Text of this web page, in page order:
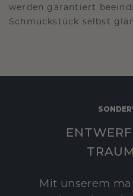
werden garantiert
Schmuckstück selbst
Mit unserem